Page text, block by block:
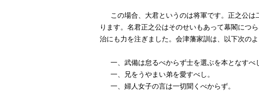
この場合、大君というのは将軍です。正之公は
ります。名君正之公はそのせいもあって幕閣につ
治にも力を注ぎました。会津藩家訓は、以下次のよ
一、武備は怠るべからず士を選ぶを本となすべ
一、兄をうやまい弟を愛すべし。
一、婦人女子の言は一切聞くべからず。